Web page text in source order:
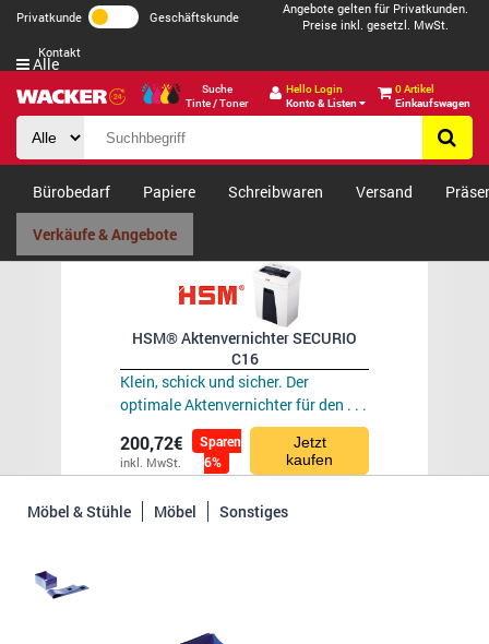
Privatkunde Geschäftskunde
Angebote gelten für Privatkunden.
Preise inkl. gesetzl. MwSt.
Kontakt
Suche
Tinte / Toner
Hello Login
Konto & Listen
0 Artikel
Einkaufswagen
Alle
Bürobedarf Papiere Schreibwaren Versand
Verkäufe & Angebote
HSM® Aktenvernichter SECURIO
C16
Klein, schick und sicher. Der
optimale Aktenvernichter für den . . .
200,72€
inkl. MwSt.
Sparen
6%
Jetzt
kaufen
Möbel & Stühle Möbel Sonstiges